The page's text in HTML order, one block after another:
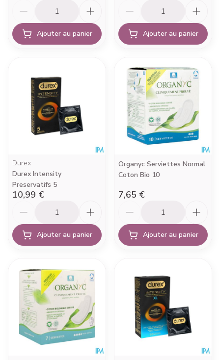
Ajouter au panier Ajouter au panier
Durex
Durex Intensity
Preservatifs 5
10,99 €
Ajouter au panier
Organyc Serviettes Normal
Coton Bio 10
7,65 €
Ajouter au panier